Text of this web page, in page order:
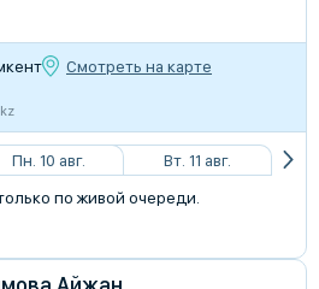
Смотреть на карте
Пн. 10 авг.
Вт. 11 авг.
по живой очереди.